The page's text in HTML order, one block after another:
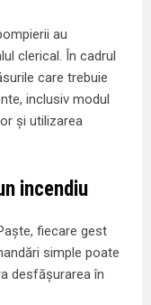
au
clerical. În cadrul
care trebuie
inclusiv modul
și utilizarea
incendiu
fiecare gest
simple poate
desfășurarea în